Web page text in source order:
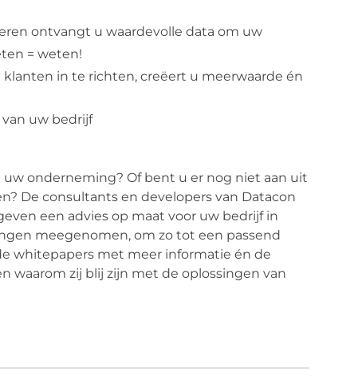
ontvangt u waardevolle data om uw
= weten!
in te richten, creëert u meerwaarde én
onderneming? Of bent u er nog niet aan uit
De consultants en developers van Datacon
een advies op maat voor uw bedrijf in
meegenomen, om zo tot een passend
whitepapers met meer informatie én de
waarom zij blij zijn met de oplossingen van